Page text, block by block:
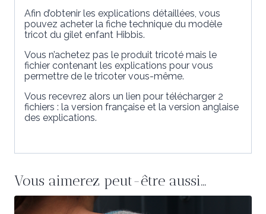
Afin d’obtenir les explications détaillées, vous
pouvez acheter la fiche technique du modèle
tricot du gilet enfant Hibbis.
Vous n’achetez pas le produit tricoté mais le
fichier contenant les explications pour vous
permettre de le tricoter vous-même.
Vous recevrez alors un lien pour télécharger 2
fichiers : la version française et la version anglaise
des explications.
Vous aimerez peut-être aussi…